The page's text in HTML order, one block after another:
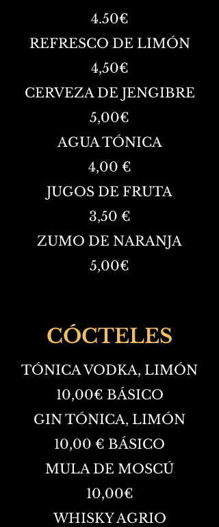
4.50€
REFRESCO DE LIMÓN
4,50€
CERVEZA DE JENGIBRE
5,00€
AGUA TÓNICA
4,00 €
JUGOS DE FRUTA
3,50 €
ZUMO DE NARANJA
5,00€
CÓCTELES
TÓNICA VODKA, LIMÓN
10,00€ BÁSICO
GIN TÓNICA, LIMÓN
10,00 € BÁSICO
MULA DE MOSCÚ
10,00€
WHISKY AGRIO